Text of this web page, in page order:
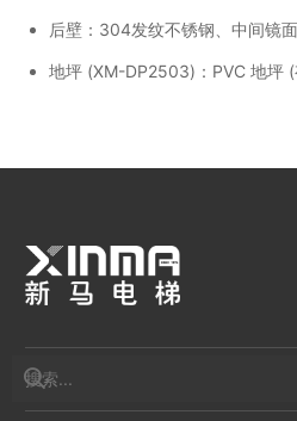
后壁：304发纹不锈钢、中间镜
地坪 (XM-DP2503)：PVC 地坪